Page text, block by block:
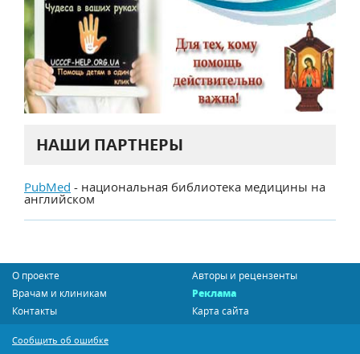
НАШИ ПАРТНЕРЫ
PubMed - национальная библиотека медицины на
английском
О проекте
Авторы и рецензенты
Врачам и клиникам
Реклама
Контакты
Карта сайта
Сообщить об ошибке